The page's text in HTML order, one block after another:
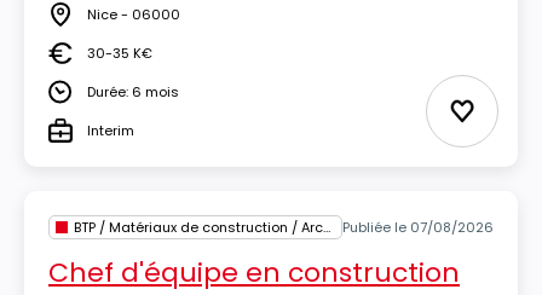
Lieu Nice - 06000
Salaire30-35 K€
DuréeDurée: 6 mois
TypeInterim Ajouter
BTP / Matériaux de construction / Architecture Publiée le 07/08/2026
Chef d'équipe en construction